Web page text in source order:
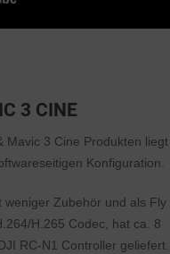
3 CINE
Mavic 3 Cine Produkten liegt
Konfiguration.
weniger Zubehör und als Fly
H.265 Codec, hat ca. 8
RC-N1 Controller geliefert.